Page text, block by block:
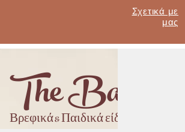
Σχετικά με
μας
The Baby
Βρεφικά & Παιδικά είδη - Έπιπλα -